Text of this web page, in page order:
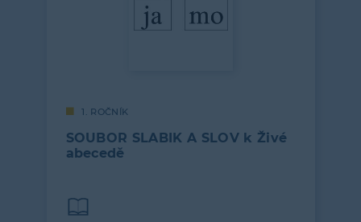
1. ROČNÍK
SOUBOR SLABIK A SLOV k Živé
abecedě